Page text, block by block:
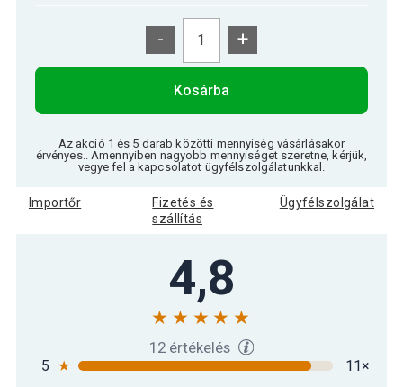
- +
Kosárba
Az akció 1 és 5 darab közötti mennyiség vásárlásakor
érvényes.. Amennyiben nagyobb mennyiséget szeretne, kérjük,
vegye fel a kapcsolatot ügyfélszolgálatunkkal.
Importőr
Fizetés és
szállítás
Ügyfélszolgálat
4,8
12 értékelés
5 ★
11×